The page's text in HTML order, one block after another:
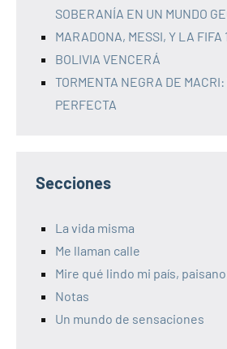
SOBERANÍA EN UN MUNDO
MARADONA, MESSI, Y LA
BOLIVIA VENCERÁ
TORMENTA NEGRA DE
PERFECTA
Secciones
La vida misma
Me llaman calle
Mire qué lindo mi país, paisano
Notas
Un mundo de sensaciones